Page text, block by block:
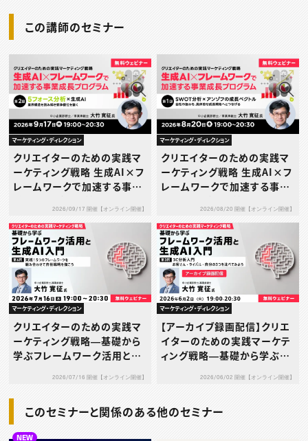
この講師のセミナー
マーケティング・ディレクション
クリエイターのための実践マ
ーケティング戦略 生成AI×フ
レームワークで加速する事業
ース分析×生成AI ― 業界構
造を読み解き競争優位を築く
―
2026/09/17 開催【オンライン開催】
マーケティング・ディレクション
クリエイターのための実践マ
ーケティング戦略 生成AI×フ
レームワークで加速する事業
T分析 × アンゾフの成長ベク
トル ― 自社の強みを、具体的
な成長戦略へとつなげる ―
2026/08/20 開催【オンライン開催】
マーケティング・ディレクション
クリエイターのための実践マ
ーケティング戦略―基礎から
学ぶフレームワーク活用と生
のフレームワークを組み合わ
せて自社戦略を描こう
2026/07/16 開催【オンライン開催】
マーケティング・ディレクション
【アーカイブ録画配信】クリエ
イターのための実践マーケテ
ィング戦略―基礎から学ぶフ
門― 第3回：3C分析入門 お客
比べてみよう
2026/06/02 開催【オンライン開催】
このセミナーと関係のある他のセミナー
NEW